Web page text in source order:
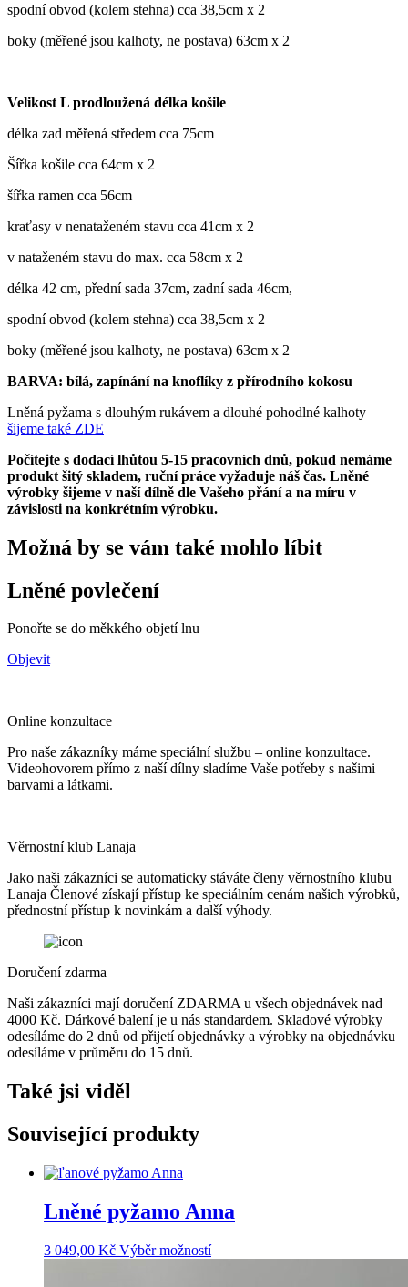
spodní obvod (kolem stehna) cca 38,5cm x 2
boky (měřené jsou kalhoty, ne postava) 63cm x 2
Velikost L prodloužená délka košile
délka zad měřená středem cca 75cm
Šířka košile cca 64cm x 2
šířka ramen cca 56cm
kraťasy v nenataženém stavu cca 41cm x 2
v nataženém stavu do max. cca 58cm x 2
délka 42 cm, přední sada 37cm, zadní sada 46cm,
spodní obvod (kolem stehna) cca 38,5cm x 2
boky (měřené jsou kalhoty, ne postava) 63cm x 2
BARVA: bílá, zapínání na knoflíky z přírodního kokosu
Lněná pyžama s dlouhým rukávem a dlouhé pohodlné kalhoty
šijeme také ZDE
Počítejte s dodací lhůtou 5-15 pracovních dnů, pokud nemáme
produkt šitý skladem, ruční práce vyžaduje náš čas. Lněné
výrobky šijeme v naší dílně dle Vašeho přání a na míru v
závislosti na konkrétním výrobku.
Možná by se vám také mohlo líbit
Lněné povlečení
Ponořte se do měkkého objetí lnu
Objevit
Online konzultace
Pro naše zákazníky máme speciální službu – online konzultace.
Videohovorem přímo z naší dílny sladíme Vaše potřeby s našimi
barvami a látkami.
Věrnostní klub Lanaja
Jako naši zákazníci se automaticky stáváte členy věrnostního klubu
Lanaja Členové získají přístup ke speciálním cenám našich výrobků,
přednostní přístup k novinkám a další výhody.
Doručení zdarma
Naši zákazníci mají doručení ZDARMA u všech objednávek nad
4000 Kč. Dárkové balení je u nás standardem. Skladové výrobky
odesíláme do 2 dnů od přijetí objednávky a výrobky na objednávku
odesíláme v průměru do 15 dnů.
Také jsi viděl
Související produkty
Lněné pyžamo Anna
3 049,00 Kč Výběr možnostíTento